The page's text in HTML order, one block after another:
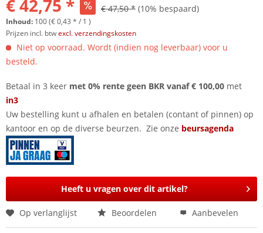
€ 42,75 * € 47,50 * (10% bespaard)
Inhoud: 100 (€ 0,43 * / 1 )
Prijzen incl. btwexcl. verzendingskosten
Niet op voorraad. Wordt (indien nog leverbaar) voor u
besteld.
Betaal in 3 keer met 0% rente geen BKR vanaf € 100,00 met
in3
Uw bestelling kunt u afhalen en betalen (contant of pinnen) op
kantoor en op de diverse beurzen. Zie onze beursagenda
Heeft u vragen over dit artikel?
Op verlanglijst Beoordelen Aanbevelen